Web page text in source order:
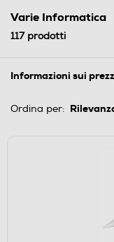
Varie Informatica
117prodotti
Informazioni sui
Ordina per: